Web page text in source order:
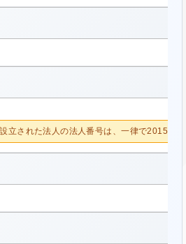
立された法人の法人番号は、一律で2015/10/